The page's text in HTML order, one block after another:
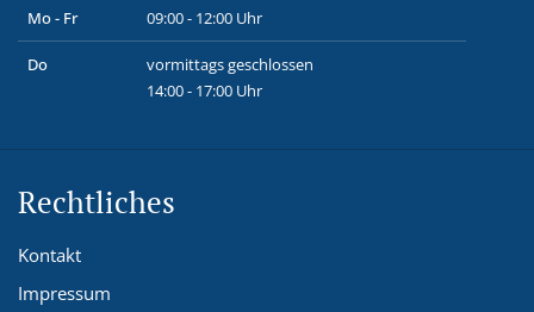
Mo - Fr 09:00 - 12:00 Uhr
Do
vormittags geschlossen
14:00 - 17:00 Uhr
Rechtliches
Kontakt
Impressum